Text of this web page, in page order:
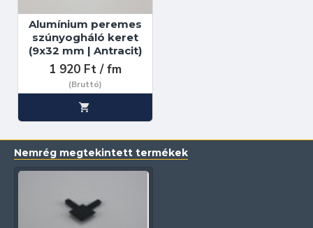
Alumínium peremes
szúnyogháló keret
(9x32 mm | Antracit)
1 920 Ft / fm
(Bruttó)
Nemrég megtekintett termékek